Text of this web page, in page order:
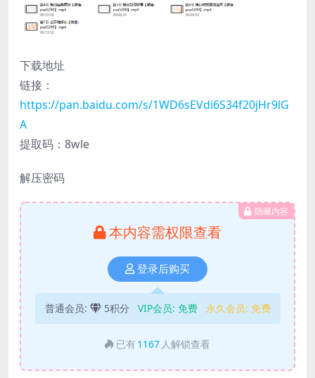
下载地址
链接：
https://pan.baidu.com/s/1WD6sEVdi6S34f20jHr9lG
A
提取码：8wle
解压密码
隐藏内容
本内容需权限查看
登录后购买
普通会员: 5积分 VIP会员: 免费 永久会员: 免费
已有 1167 人解锁查看